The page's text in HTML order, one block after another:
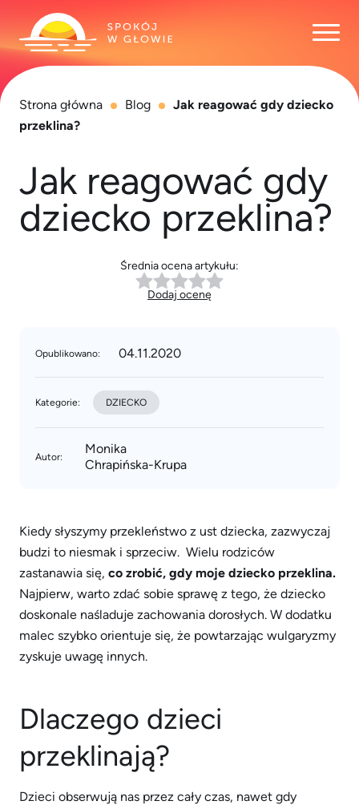
Strona główna Blog
Jak reagować gdy dziecko
przeklina?
Jak reagować gdy
dziecko przeklina?
Średnia ocena artykułu:
Dodaj ocenę
Autor:
Monika
Chrapińska-Krupa
Opublikowano: 04.11.2020
Kategorie: DZIECKO
Kiedy słyszymy przekleństwo z ust dziecka, zazwyczaj
budzi to niesmak i sprzeciw. Wielu rodziców
zastanawia się, co zrobić, gdy moje dziecko przeklina.
Najpierw, warto zdać sobie sprawę z tego, że dziecko
doskonale naśladuje zachowania dorosłych. W dodatku
malec szybko orientuje się, że powtarzając wulgaryzmy
zyskuje uwagę innych.
Dlaczego dzieci
przeklinają?
Dzieci obserwują nas przez cały czas, nawet gdy